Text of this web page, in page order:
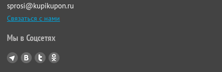
sprosi@kupikupon.ru
Связаться с нами
Мы в Соцсетях